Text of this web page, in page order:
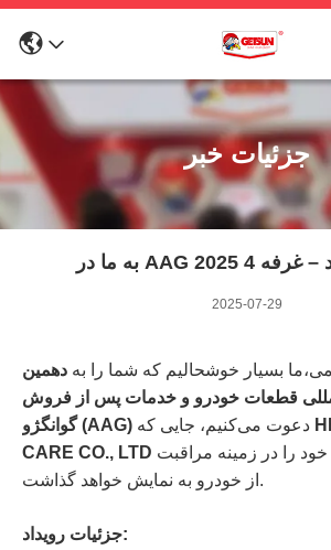
جزئیات خبر
2025-07-29
ما بسیار خوشحالیم که شما را به دهمین
قطعات خودرو و خدمات پس از فروش
گوانگژو (AAG)
CARE CO., LTD
از خودرو به نمایش خواهد گذاشت.
جزئیات رویداد: